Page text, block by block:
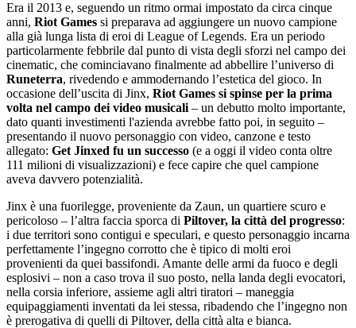
Era il 2013 e, seguendo un ritmo ormai impostato da circa cinque
anni, Riot Games si preparava ad aggiungere un nuovo campione
alla già lunga lista di eroi di League of Legends. Era un periodo
particolarmente febbrile dal punto di vista degli sforzi nel campo dei
cinematic, che cominciavano finalmente ad abbellire l’universo di
Runeterra, rivedendo e ammodernando l’estetica del gioco. In
occasione dell’uscita di Jinx, Riot Games si spinse per la prima
volta nel campo dei video musicali – un debutto molto importante,
dato quanti investimenti l'azienda avrebbe fatto poi, in seguito –
presentando il nuovo personaggio con video, canzone e testo
allegato: Get Jinxed fu un successo (e a oggi il video conta oltre
111 milioni di visualizzazioni) e fece capire che quel campione
aveva davvero potenzialità.
Jinx è una fuorilegge, proveniente da Zaun, un quartiere scuro e
pericoloso – l’altra faccia sporca di Piltover, la città del progresso:
i due territori sono contigui e speculari, e questo personaggio incarna
perfettamente l’ingegno corrotto che è tipico di molti eroi
provenienti da quei bassifondi. Amante delle armi da fuoco e degli
esplosivi – non a caso trova il suo posto, nella landa degli evocatori,
nella corsia inferiore, assieme agli altri tiratori – maneggia
equipaggiamenti inventati da lei stessa, ribadendo che l’ingegno non
è prerogativa di quelli di Piltover, della città alta e bianca.